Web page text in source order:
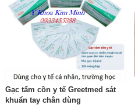
Gạc tẩm cồn y tế Greetmed sát
khuẩn tay chân dùng